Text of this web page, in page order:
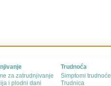
za zatrudnjivanje
i plodni dani
Trudnoća
Simptomi trudnoće
Trudnica